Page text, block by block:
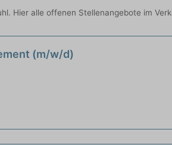
Hier alle offenen Stellenangebote im
(m/w/d)